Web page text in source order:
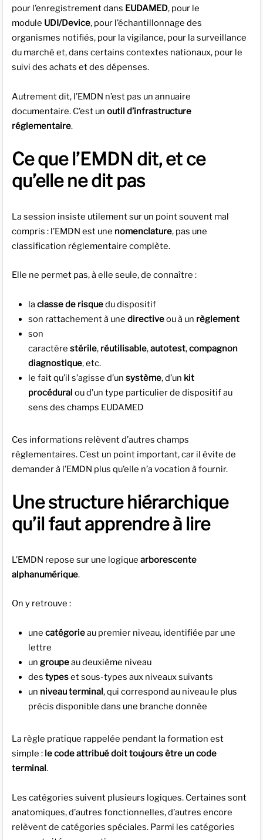
pour l’enregistrement dans EUDAMED, pour le
module UDI/Device, pour l’échantillonnage des
organismes notifiés, pour la vigilance, pour la surveillance
du marché et, dans certains contextes nationaux, pour le
suivi des achats et des dépenses.
Autrement dit, l’EMDN n’est pas un annuaire
documentaire. C’est un outil d’infrastructure
réglementaire.
Ce que l’EMDN dit, et ce
qu’elle ne dit pas
La session insiste utilement sur un point souvent mal
compris : l’EMDN est une nomenclature, pas une
classification réglementaire complète.
Elle ne permet pas, à elle seule, de connaître :
laclasse de risquedu dispositif
son rattachement à unedirectiveou à un règlement
son
caractèrestérile, réutilisable,autotest,compagnon
diagnostique, etc.
le fait qu’il s’agisse d’unsystème, d’un kit
procédural ou d’un type particulier de dispositif au
sens des champs EUDAMED
Ces informations relèvent d’autres champs
réglementaires. C’est un point important, car il évite de
demander à l’EMDN plus qu’elle n’a vocation à fournir.
Une structure hiérarchique
qu’il faut apprendre à lire
L’EMDN repose sur une logique arborescente
alphanumérique.
On y retrouve :
unecatégorieau premier niveau, identifiée par une
lettre
ungroupeau deuxième niveau
destypeset sous-types aux niveaux suivants
un niveau terminal, qui correspond au niveau le plus
précis disponible dans une branche donnée
La règle pratique rappelée pendant la formation est
simple : le code attribué doit toujours être un code
terminal.
Les catégories suivent plusieurs logiques. Certaines sont
anatomiques, d’autres fonctionnelles, d’autres encore
relèvent de catégories spéciales. Parmi les catégories